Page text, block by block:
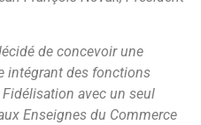
de concevoir une
intégrant des fonctions
avec un seul
Enseignes du Commerce